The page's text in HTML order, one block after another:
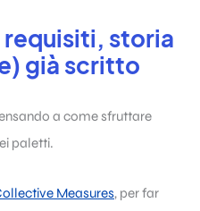
storia
già scritto
a come sfruttare
paletti.
Measures, per far